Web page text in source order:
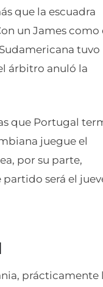
que la escuadra
un James como
tuvo
árbitro anuló la
que Portugal
juegue el
por su parte,
será el
prácticamente